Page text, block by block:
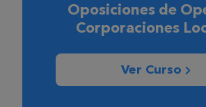
Oposiciones de
Corporaciones
Ver Curso